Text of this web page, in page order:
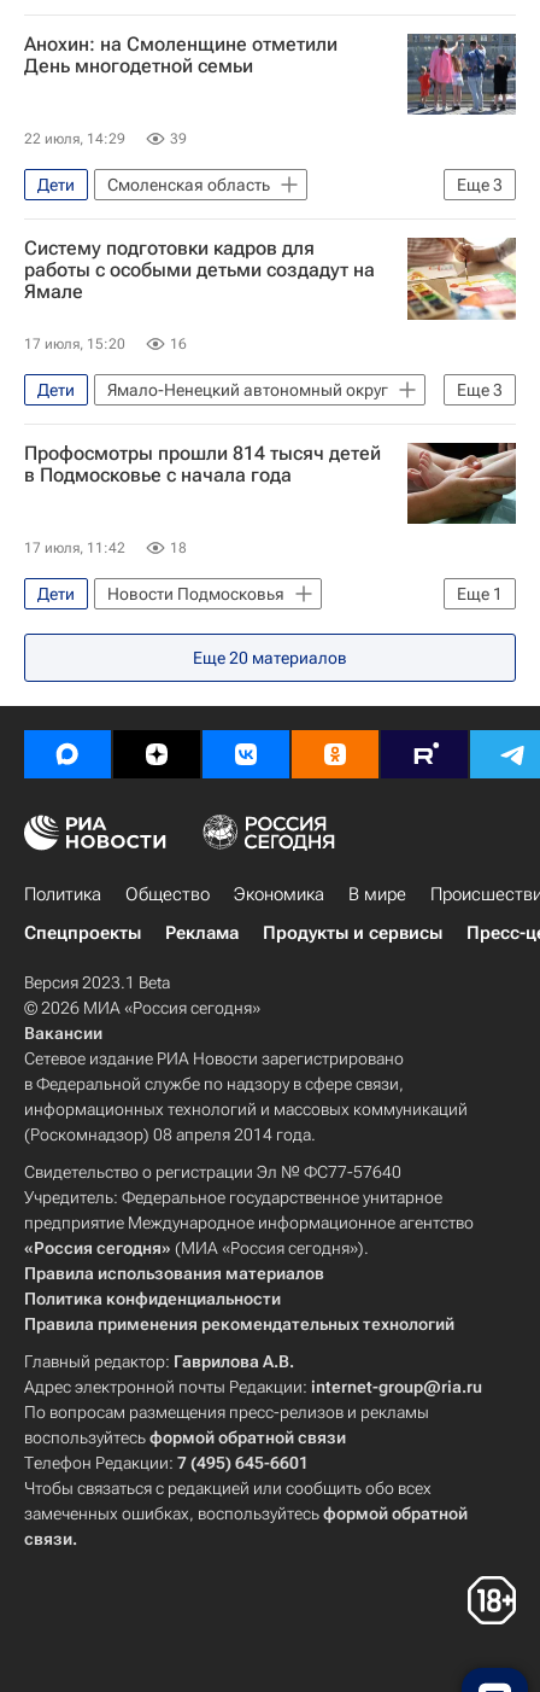
Физический институт РАН
Российская академия наук
Наука
Университетская наука
Качество жизни
Здоровье
Здоровье - Общество
Бесплодие
мужчины
ЭКО
Анохин: на Смоленщине отметили
День многодетной семьи
22 июля, 14:29 39
Еще3
Дети
Смоленская область
Василий Анохин
Семья
Смоленск
Систему подготовки кадров для
работы с особыми детьми создадут на
Ямале
17 июля, 15:20 16
Еще3
Дети
Ямало-Ненецкий автономный округ
Ямал
Дмитрий Артюхов
Профосмотры прошли 814 тысяч детей
в Подмосковье с начала года
17 июля, 11:42 18
Еще 1
Дети
Новости Подмосковья
Московская область (Подмосковье)
Еще20 материалов
Политика Общество Экономика В мире
Спецпроекты
Реклама Продукты и сервисы Пресс-
Версия 2023.1 Beta
© 2026 МИА «Россия сегодня»
Вакансии
Сетевое издание РИА Новости зарегистрировано
в Федеральной службе по надзору в сфере связи,
информационных технологий и массовых коммуникаций
(Роскомнадзор) 08 апреля 2014 года.
Свидетельство о регистрации Эл № ФС77-57640
Учредитель: Федеральное государственное унитарное
предприятие Международное информационное агентство
«Россия сегодня» (МИА «Россия сегодня»).
Правила использования материалов
Политика конфиденциальности
Правила применения рекомендательных технологий
Главный редактор: Гаврилова А.В.
Адрес электронной почты Редакции: internet-group@ria.ru
По вопросам размещения пресс-релизов и рекламы
воспользуйтесьформой обратной связи
Телефон Редакции: 7 (495) 645-6601
Чтобы связаться с редакцией или сообщить обо всех
замеченных ошибках, воспользуйтесьформой обратной
связи.